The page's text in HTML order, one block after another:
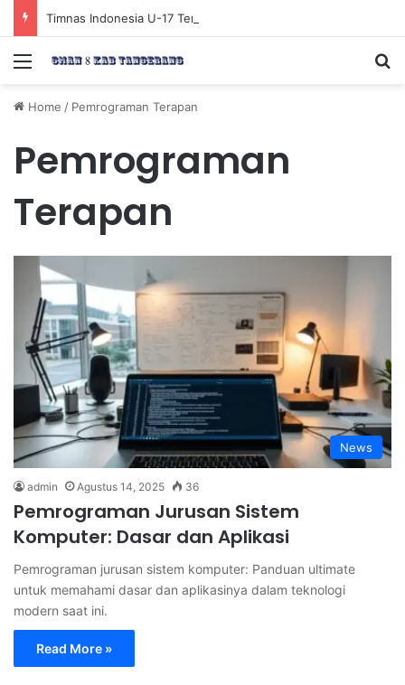
Menu
Home / Pemrograman Terapan
Pemrograman
Terapan
News
admin Agustus 14, 2025 36
Pemrograman Jurusan Sistem
Komputer: Dasar dan Aplikasi
Pemrograman jurusan sistem komputer: Panduan ultimate
untuk memahami dasar dan aplikasinya dalam teknologi
modern saat ini.
Read More »